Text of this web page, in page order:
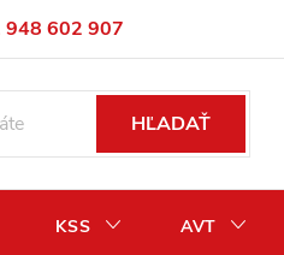
948 602 907
zmluvy / vrátenie peňazí
HĽADAŤ
KSS AVT